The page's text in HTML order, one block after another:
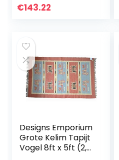
Woonkamer Floral
€143.22
Designs Emporium
Grote Kelim Tapijt
Vogel 8ft x 5ft (2,4